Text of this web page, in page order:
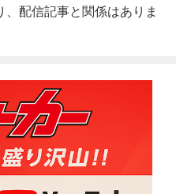
配信記事と関係はありま